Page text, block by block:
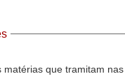
matérias que tramitam nas